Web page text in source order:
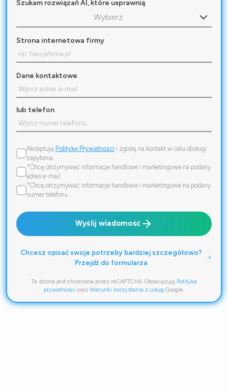
Szukam rozwiązań AI, które usprawnią
Wybierz
Strona internetowa firmy
Dane kontaktowe
lub telefon
Akceptuję Politykę Prywatności i zgodę na kontakt w celu obsługi
zapytania.
*Chcę otrzymywać informacje handlowe i marketingowe na podany
adres e-mail.
*Chcę otrzymywać informacje handlowe i marketingowe na podany
numer telefonu.
Wyślij wiadomość
Chcesz opisać swoje potrzeby bardziej szczegółowo?
Przejdź do formularza
Ta strona jest chroniona przez reCAPTCHA. Obowiązują Polityka
prywatności oraz Warunki korzystania z usług Google.